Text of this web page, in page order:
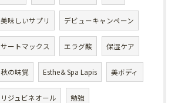
美味しいサプリ デビューキャンペーン
サートマックス エラグ酸 保湿ケア
秋の味覚 Esthe＆Spa Lapis 美ボディ
リジュビネオール 勉強